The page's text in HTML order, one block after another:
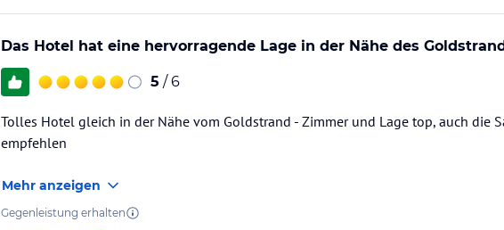
Das Hotel hat eine hervorragende Lage in der Nähe des
5 / 6
Tolles Hotel gleich in der Nähe vom Goldstrand - Zimmer und Lage top, auch die
empfehlen
Mehr anzeigen
Gegenleistung erhalten